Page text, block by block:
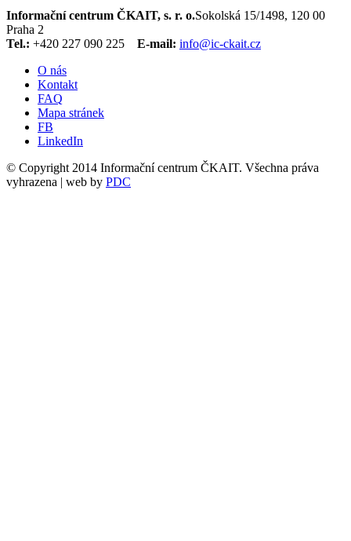
Informační centrum ČKAIT, s. r. o.Sokolská 15/1498, 120 00
Praha 2
Tel.: +420 227 090 225 E-mail: info@ic-ckait.cz
O nás
Kontakt
FAQ
Mapa stránek
FB
LinkedIn
© Copyright 2014 Informační centrum ČKAIT. Všechna práva
vyhrazena | web by PDC